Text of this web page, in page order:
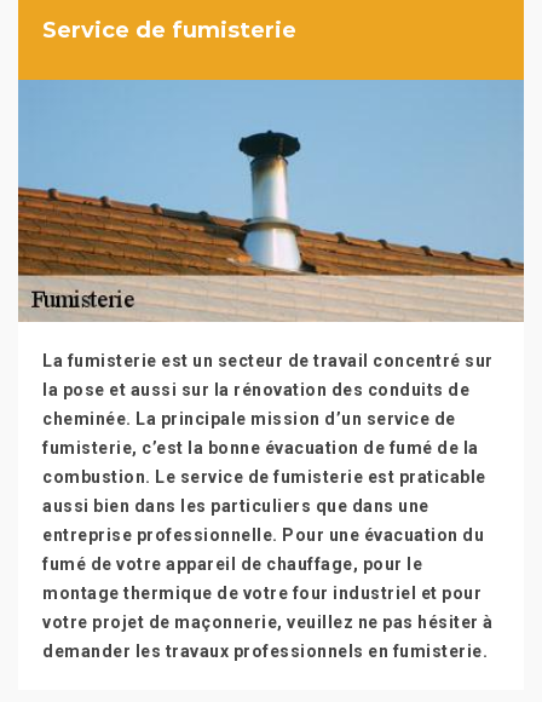
Service de fumisterie
La fumisterie est un secteur de travail concentré sur
la pose et aussi sur la rénovation des conduits de
cheminée. La principale mission d’un service de
fumisterie, c’est la bonne évacuation de fumé de la
combustion. Le service de fumisterie est praticable
aussi bien dans les particuliers que dans une
entreprise professionnelle. Pour une évacuation du
fumé de votre appareil de chauffage, pour le
montage thermique de votre four industriel et pour
votre projet de maçonnerie, veuillez ne pas hésiter à
demander les travaux professionnels en fumisterie.